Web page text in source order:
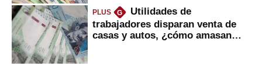
PLUS G
Utilidades de
trabajadores disparan venta de
casas y autos, ¿cómo amasan